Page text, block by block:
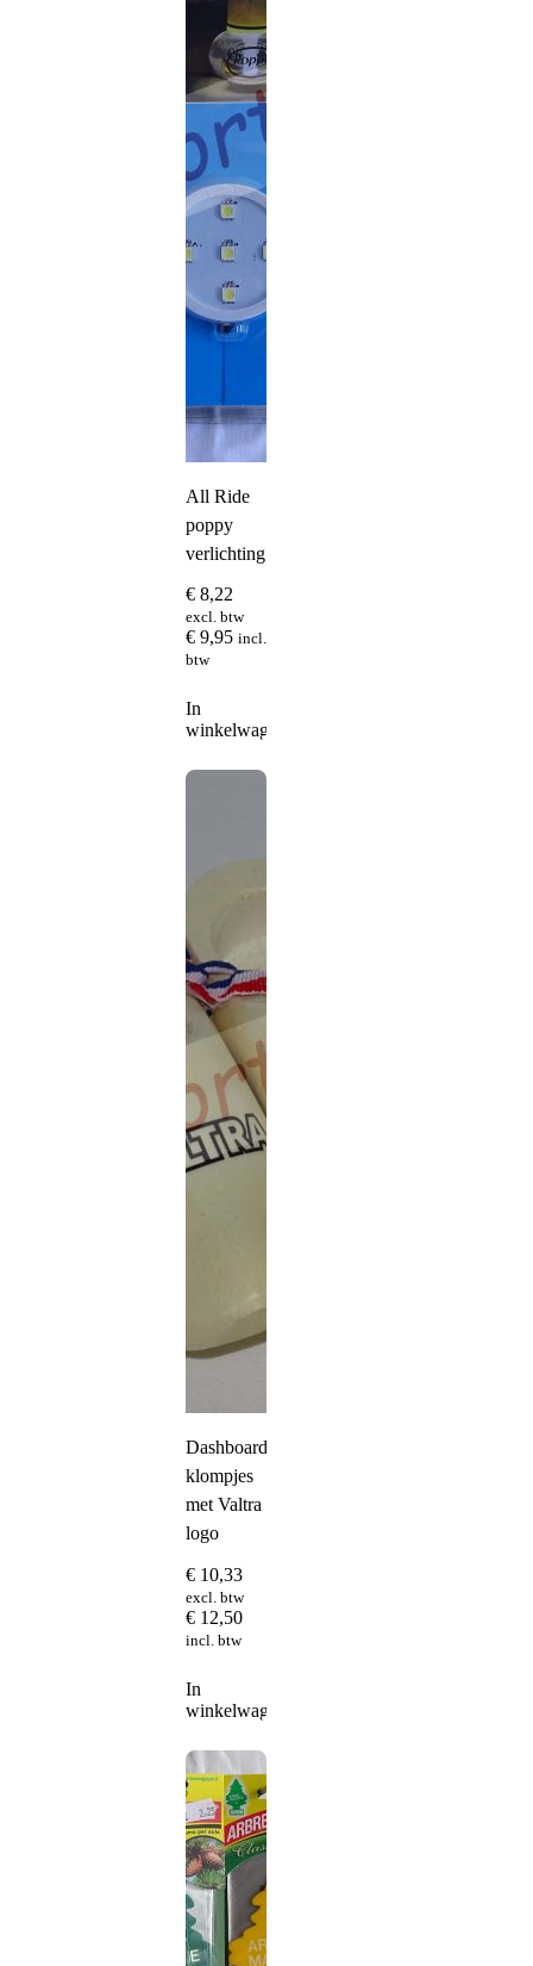
All Ride
poppy
verlichting
€ 8,22
excl. btw
€ 9,95 incl.
btw
In
winkelwagen
Dashboard
klompjes
met Valtra
logo
€ 10,33
excl. btw
€ 12,50
incl. btw
In
winkelwagen